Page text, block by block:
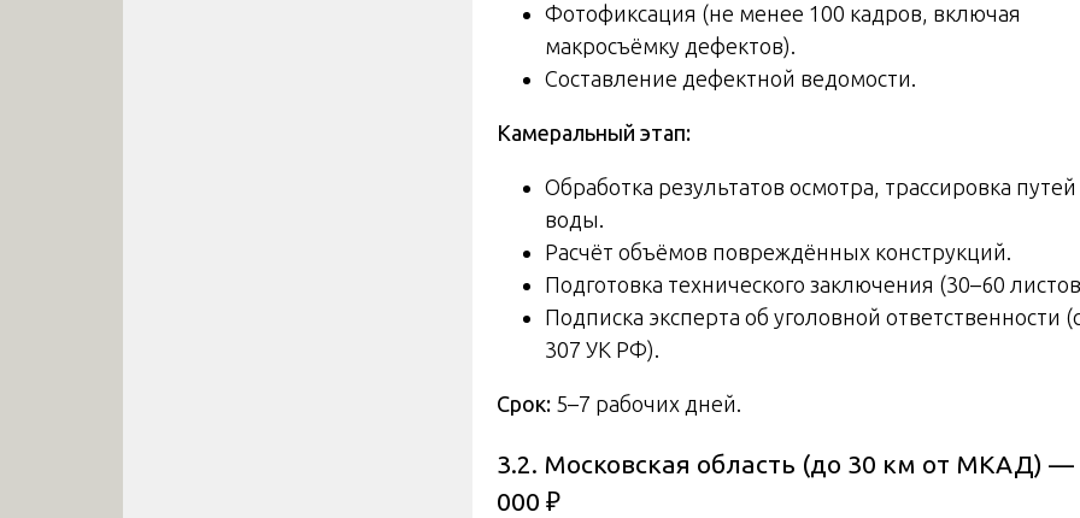
Фотофиксация (не менее 100 кадров, включая
макросъёмку дефектов).
Составление дефектной ведомости.
Камеральный этап:
Обработка результатов осмотра, трассировка путей
воды.
Расчёт объёмов повреждённых конструкций.
Подготовка технического заключения (30–60
Подписка эксперта об уголовной ответственности
307 УК РФ).
Срок: 5–7 рабочих дней.
3.2. Московская область (до 30 км от МКАД) —
000 ₽